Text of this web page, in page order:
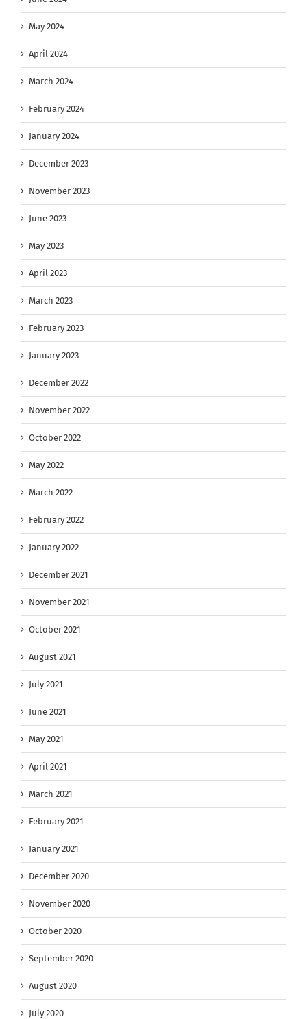
May 2024
April 2024
March 2024
February 2024
January 2024
December 2023
November 2023
June 2023
May 2023
April 2023
March 2023
February 2023
January 2023
December 2022
November 2022
October 2022
May 2022
March 2022
February 2022
January 2022
December 2021
November 2021
October 2021
August 2021
July 2021
June 2021
May 2021
April 2021
March 2021
February 2021
January 2021
December 2020
November 2020
October 2020
September 2020
August 2020
July 2020